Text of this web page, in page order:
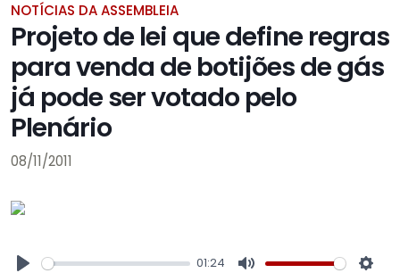
NOTÍCIAS DA ASSEMBLEIA
Projeto de lei que define regras
para venda de botijões de gás
já pode ser votado pelo
Plenário
08/11/2011
01:24